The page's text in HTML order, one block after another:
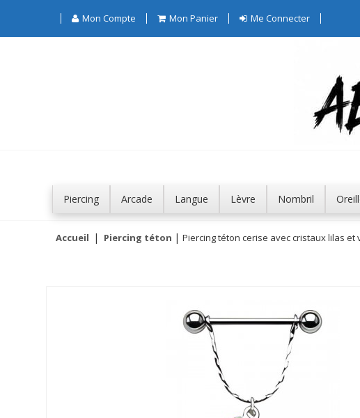
Mon Compte Mon Panier Me Connecter
Piercing Arcade Langue Lèvre Nombril
Accueil Piercing téton Piercing téton cerise avec cristaux lilas et